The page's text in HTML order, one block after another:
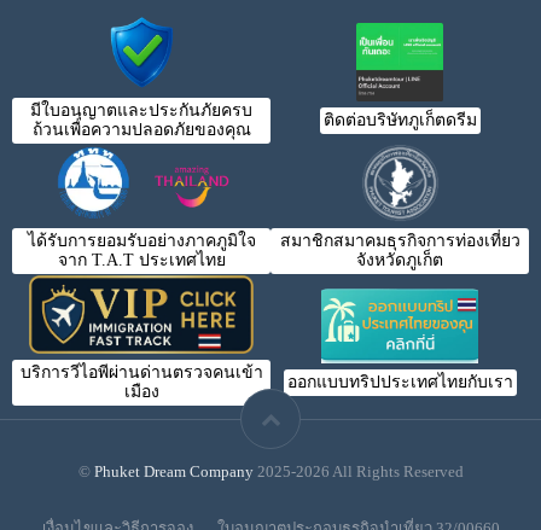
มีใบอนุญาตและประกันภัยครบ
ถ้วนเพื่อความปลอดภัยของคุณ
ติดต่อบริษัทภูเก็ตดรีม
ได้รับการยอมรับอย่างภาคภูมิใจ
จาก T.A.T ประเทศไทย
สมาชิกสมาคมธุรกิจการท่องเที่ยว
จังหวัดภูเก็ต
บริการวีไอพีผ่านด่านตรวจคนเข้า
เมือง
ออกแบบทริปประเทศไทยกับเรา
© Phuket Dream Company2025-2026 All Rights Reserved